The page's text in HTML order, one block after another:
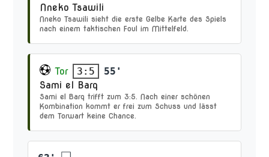
Nneko Tsawili
Nneko Tsawili sieht die erste Gelbe Karte des Spiels
nach einem taktischen Foul im Mittelfeld.
Tor 3:5
55'
Sami el Barq
Sami el Barq trifft zum 3:5. Nach einer schönen
Kombination kommt er frei zum Schuss und lässt
dem Torwart keine Chance.